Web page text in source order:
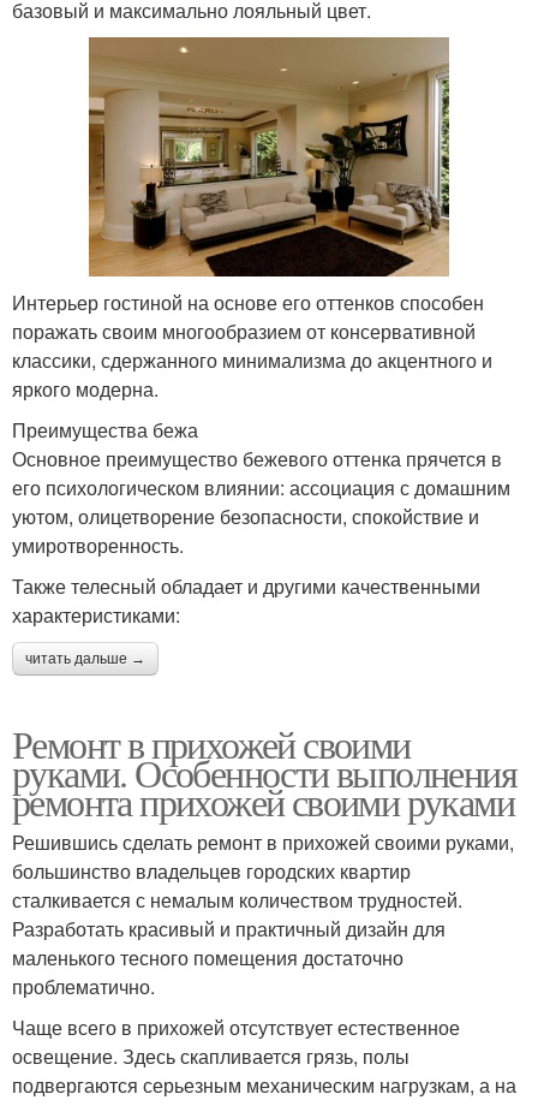
базовый и максимально лояльный цвет.
Интерьер гостиной на основе его оттенков способен
поражать своим многообразием от консервативной
классики, сдержанного минимализма до акцентного и
яркого модерна.
Преимущества бежа
Основное преимущество бежевого оттенка прячется в
его психологическом влиянии: ассоциация с домашним
уютом, олицетворение безопасности, спокойствие и
умиротворенность.
Также телесный обладает и другими качественными
характеристиками:
читать дальше →
Ремонт в прихожей своими
руками. Особенности выполнения
ремонта прихожей своими руками
Решившись сделать ремонт в прихожей своими руками,
большинство владельцев городских квартир
сталкивается с немалым количеством трудностей.
Разработать красивый и практичный дизайн для
маленького тесного помещения достаточно
проблематично.
Чаще всего в прихожей отсутствует естественное
освещение. Здесь скапливается грязь, полы
подвергаются серьезным механическим нагрузкам, а на